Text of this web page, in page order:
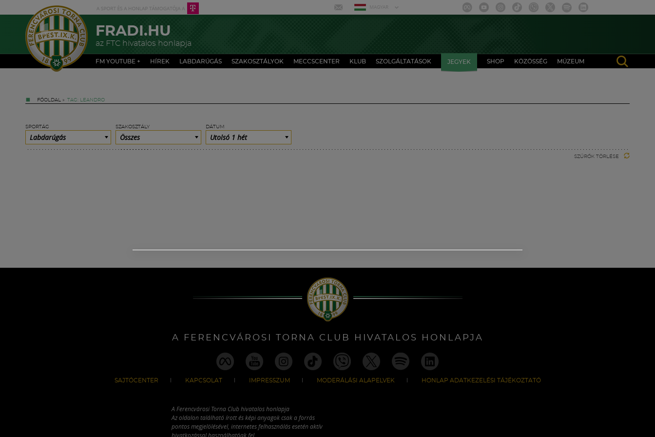
MAGYAR
FRADI.HU
az FTC hivatalos honlapja
FM YOUTUBE + HÍREK LABDARÚGÁS SZAKOSZTÁLYOK MECCSCENTER KLUB SZOLGÁLTATÁSOK JEGYEK SHOP KÖZÖSSÉG MÚZEUM
FŐOLDAL » TAG: LEANDRO
SPORTÁG
Labdarúgás
SZAKOSZTÁLY
Összes
DÁTUM
Utolsó 1 hét
SZŰRŐK TÖRLÉSE
A FERENCVÁROSI TORNA CLUB HIVATALOS HONLAPJA
SAJTÓCENTER KAPCSOLAT IMPRESSZUM MODERÁLÁSI ALAPELVEK HONLAP ADATKEZELÉSI TÁJÉKOZTATÓ
A Ferencvárosi Torna Club hivatalos honlapja
Az oldalon található írott és képi anyagok csak a forrás
pontos megjelölésével, internetes felhasználás esetén aktív
hivatkozással használhatóak fel.